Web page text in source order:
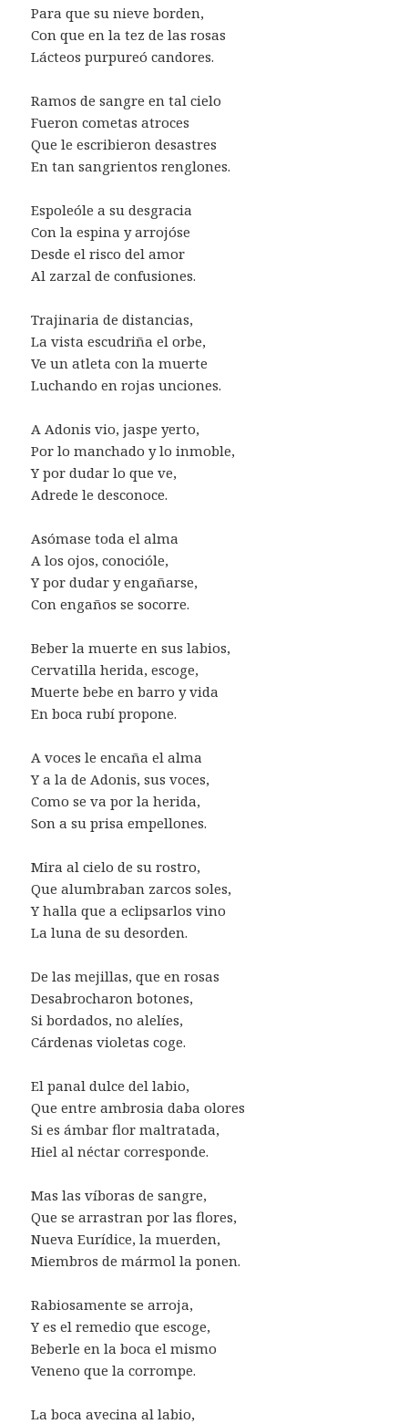
Para que su nieve borden,
Con que en la tez de las rosas
Lácteos purpureó candores.
Ramos de sangre en tal cielo
Fueron cometas atroces
Que le escribieron desastres
En tan sangrientos renglones.
Espoleóle a su desgracia
Con la espina y arrojóse
Desde el risco del amor
Al zarzal de confusiones.
Trajinaria de distancias,
La vista escudriña el orbe,
Ve un atleta con la muerte
Luchando en rojas unciones.
A Adonis vio, jaspe yerto,
Por lo manchado y lo inmoble,
Y por dudar lo que ve,
Adrede le desconoce.
Asómase toda el alma
A los ojos, conocióle,
Y por dudar y engañarse,
Con engaños se socorre.
Beber la muerte en sus labios,
Cervatilla herida, escoge,
Muerte bebe en barro y vida
En boca rubí propone.
A voces le encaña el alma
Y a la de Adonis, sus voces,
Como se va por la herida,
Son a su prisa empellones.
Mira al cielo de su rostro,
Que alumbraban zarcos soles,
Y halla que a eclipsarlos vino
La luna de su desorden.
De las mejillas, que en rosas
Desabrocharon botones,
Si bordados, no alelíes,
Cárdenas violetas coge.
El panal dulce del labio,
Que entre ambrosia daba olores
Si es ámbar flor maltratada,
Hiel al néctar corresponde.
Mas las víboras de sangre,
Que se arrastran por las flores,
Nueva Eurídice, la muerden,
Miembros de mármol la ponen.
Rabiosamente se arroja,
Y es el remedio que escoge,
Beberle en la boca el mismo
Veneno que la corrompe.
La boca avecina al labio,